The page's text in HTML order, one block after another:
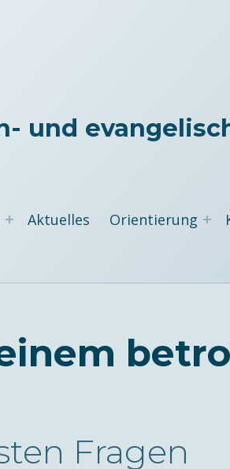
und
Aktuelles Orientierung
Fragen